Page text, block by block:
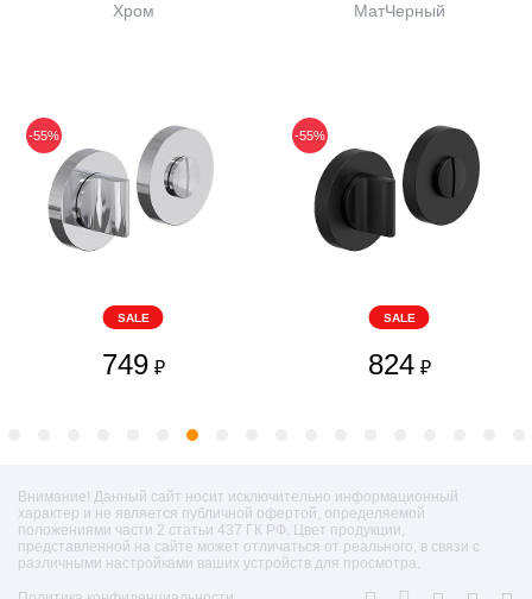
Хром
-55%
SALE
749 ₽
МатЧерный
-55%
SALE
824 ₽
Внимание! Данный сайт носит исключительно информационный
характер и не является публичной офертой, определяемой
положениями части 2 статьи 437 ГК РФ. Цвет продукции,
представленной на сайте может отличаться от реального, в связи с
различными настройками ваших устройств для просмотра.